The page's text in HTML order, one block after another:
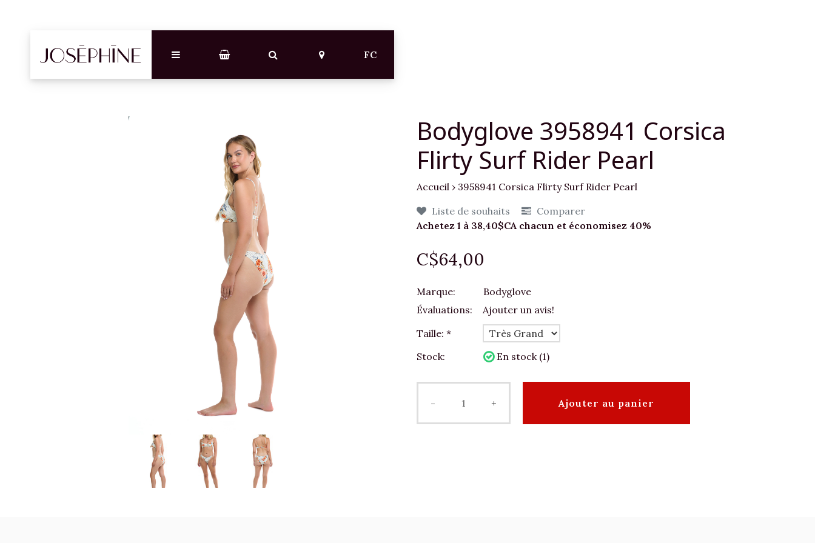
FC
Bodyglove 3958941 Corsica
Flirty Surf Rider Pearl
Accueil › 3958941 Corsica Flirty Surf Rider Pearl
Liste de souhaits
Comparer
Achetez 1 à 38,40$CA chacun et économisez 40%
C$64,00
Marque:
Bodyglove
Évaluations:
Ajouter un avis!
Taille: *
Stock:
En stock (1)
- + Ajouter au panier